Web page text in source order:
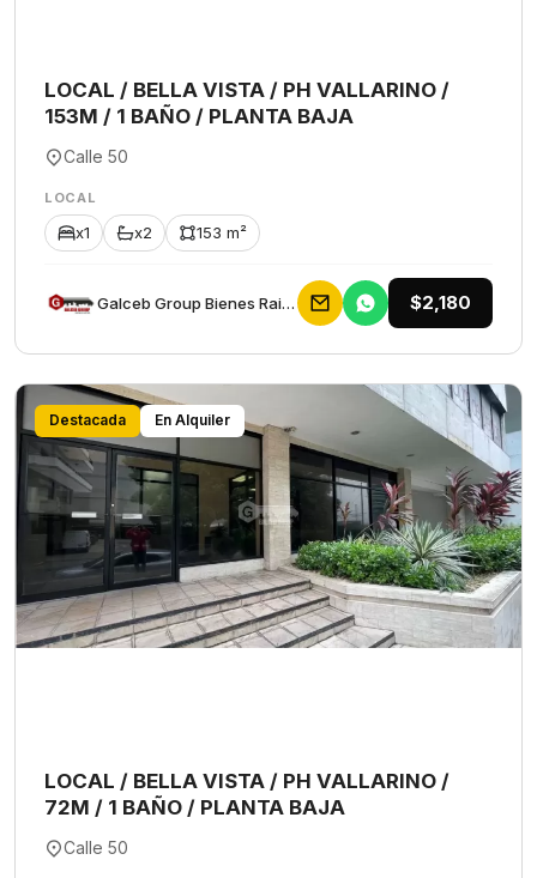
LOCAL / BELLA VISTA / PH VALLARINO /
153M / 1 BAÑO / PLANTA BAJA
Calle 50
LOCAL
x1 x2 153 m²
Galceb Group Bienes Raices $2,180
Destacada En Alquiler
LOCAL / BELLA VISTA / PH VALLARINO /
72M / 1 BAÑO / PLANTA BAJA
Calle 50